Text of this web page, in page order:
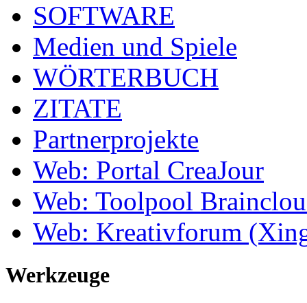
SOFTWARE
Medien und Spiele
WÖRTERBUCH
ZITATE
Partnerprojekte
Web: Portal CreaJour
Web: Toolpool
Web: Kreativforum
Werkzeuge